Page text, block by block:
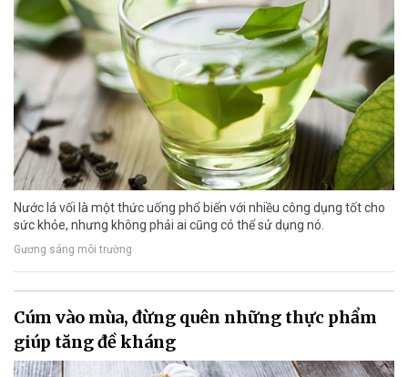
Nước lá vối là một thức uống phổ biến với nhiều công dụng tốt cho
sức khỏe, nhưng không phải ai cũng có thể sử dụng nó.
Gương sáng môi trường
Cúm vào mùa, đừng quên những thực phẩm
giúp tăng đề kháng